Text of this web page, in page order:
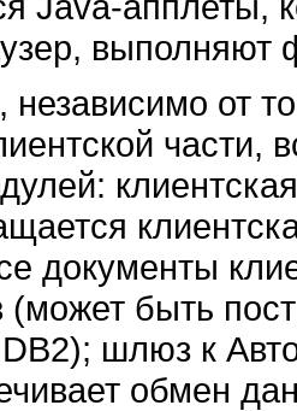
выполняют
независимо от
части,
документы
быть
шлюз к
обмен